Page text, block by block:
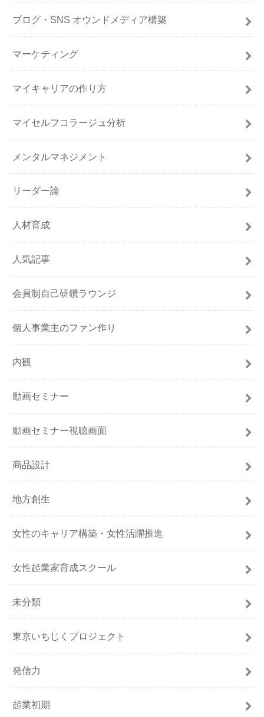
ブログ・SNS オウンドメディア構築
マーケティング
マイキャリアの作り方
マイセルフコラージュ分析
メンタルマネジメント
リーダー論
人材育成
人気記事
会員制自己研鑽ラウンジ
個人事業主のファン作り
内観
動画セミナー
動画セミナー視聴画面
商品設計
地方創生
女性のキャリア構築・女性活躍推進
女性起業家育成スクール
未分類
東京いちじくプロジェクト
発信力
起業初期